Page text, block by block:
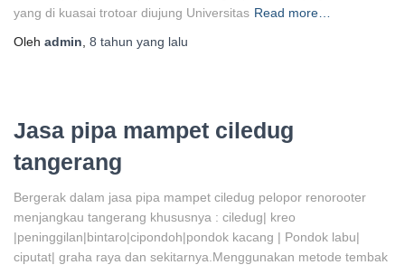
yang di kuasai trotoar diujung Universitas Read more…
Oleh admin 8 tahun yang lalu
Jasa pipa mampet ciledug
tangerang
Bergerak dalam jasa pipa mampet ciledug pelopor renorooter
menjangkau tangerang khususnya : ciledug| kreo
|peninggilan|bintaro|cipondoh|pondok kacang | Pondok labu|
ciputat| graha raya dan sekitarnya.Menggunakan metode tembak